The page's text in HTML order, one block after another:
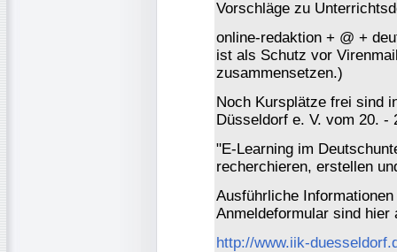
Vorschläge zu
online-redaktion + @ +
ist als Schutz vor
zusammensetzen.)
Noch Kursplätze frei sind
Düsseldorf e. V. vom 20. -
"E-Learning im
recherchieren, erstellen
Ausführliche
Anmeldeformular sind hier
http://www.iik-